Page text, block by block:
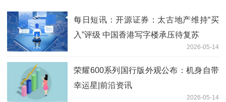
每日短讯：开源证券：太古地产维持“买
入”评级 中国香港写字楼承压待复苏
2026-05-14
荣耀600系列国行版外观公布：机身自带
幸运星|前沿资讯
2026-05-14